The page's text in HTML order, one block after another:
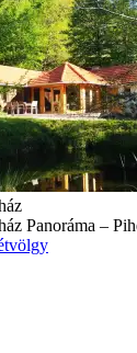
Panoráma –